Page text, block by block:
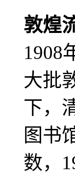
敦煌
1908
大批
下，
图书
数，